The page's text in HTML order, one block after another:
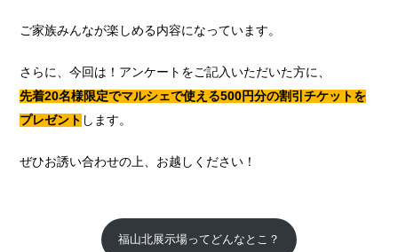
ご家族みんなが楽しめる内容になっています。
さらに、今回は！アンケートをご記入いただいた方に、
先着20名様限定でマルシェで使える500円分の割引チケットを
プレゼント します。
ぜひお誘い合わせの上、お越しください！
福山北展示場ってどんなとこ？